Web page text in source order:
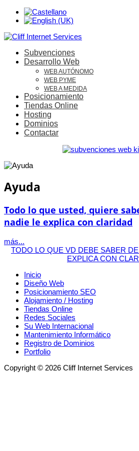
Subvenciones
Desarrollo Web
WEB AUTÓNOMO
WEB PYME
WEB A MEDIDA
Posicionamiento
Tiendas Online
Hosting
Dominios
Contactar
Ayuda
Todo lo que usted, quiere
nadie le explica con claridad
más...
TODO LO QUE VD DEBE SABER
EXPLICA CON
Inicio
Diseño Web
Posicionamiento SEO
Alojamiento / Hosting
Tiendas Online
Redes Sociales
Su Web Internacional
Mantenimiento Informático
Registro de Dominios
Portfolio
Copyright © 2026 Cliff Internet Services